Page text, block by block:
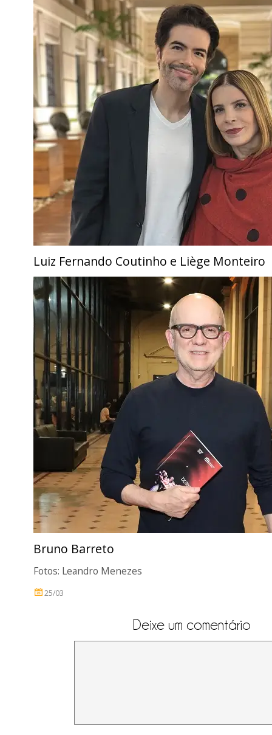
Luiz Fernando Coutinho e Liège Monteiro
Bruno Barreto
Fotos: Leandro Menezes
25/03
Deixe um comentário